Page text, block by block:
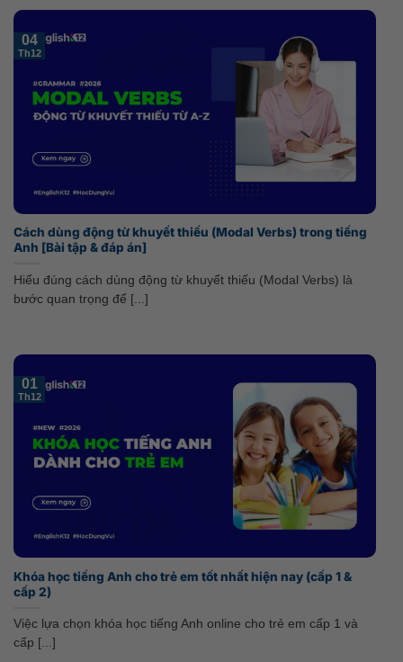
Cách dùng động từ khuyết thiếu (Modal Verbs) trong tiếng
Anh [Bài tập & đáp án]
Hiểu đúng cách dùng động từ khuyết thiếu (Modal Verbs) là
bước quan trọng để [...]
04
Th12
Khóa học tiếng Anh cho trẻ em tốt nhất hiện nay (cấp 1 &
cấp 2)
Việc lựa chọn khóa học tiếng Anh online cho trẻ em cấp 1 và
cấp [...]
01
Th12